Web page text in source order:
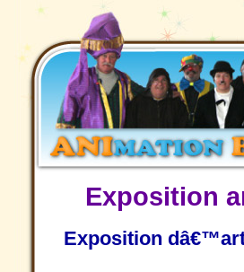
Exposition
Exposition